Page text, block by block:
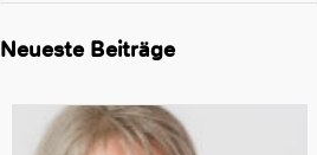
Neueste Beiträge